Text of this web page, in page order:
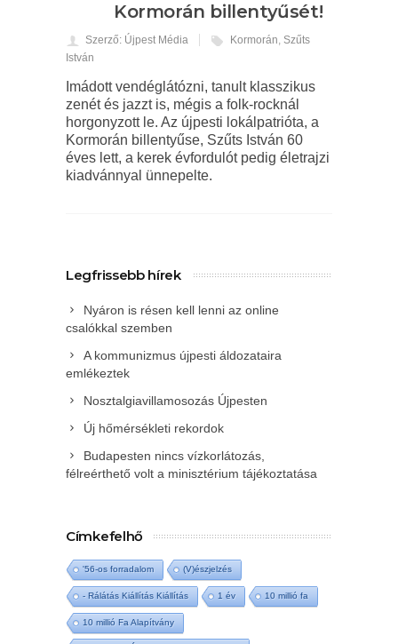
Kormorán billentyűsét!
Szerző: Újpest Média Kormorán, Szűts
István
Imádott vendéglátózni, tanult klasszikus
zenét és jazzt is, mégis a folk-rocknál
horgonyzott le. Az újpesti lokálpatrióta, a
Kormorán billentyűse, Szűts István 60
éves lett, a kerek évfordulót pedig életrajzi
kiadvánnyal ünnepelte.
Legfrissebb hírek
Nyáron is résen kell lenni az online
csalókkal szemben
A kommunizmus újpesti áldozataira
emlékeztek
Nosztalgiavillamosozás Újpesten
Új hőmérsékleti rekordok
Budapesten nincs vízkorlátozás,
félreérthető volt a minisztérium tájékoztatása
Címkefelhő
'56-os forradalom (V)észjelzés
- Rálátás Kiállítás Kiállítás 1 év 10 millió fa
10 millió Fa Alapítvány